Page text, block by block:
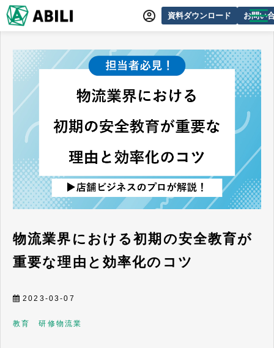
資料ダウンロード お問い
サービス一覧
オンラインデモ
導入事例
セミナー・イベント情報
できるをふやす研究所
物流業界における初期の安全教育が
重要な理由と効率化のコツ
2023-03-07
教育 研修物流業